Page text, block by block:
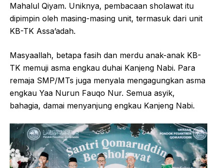
Mahalul Qiyam. Uniknya, pembacaan sholawat itu
dipimpin oleh masing-masing unit, termasuk dari unit
KB-TK Assa’adah.
Masyaallah, betapa fasih dan merdu anak-anak KB-
TK memuji asma engkau duhai Kanjeng Nabi. Para
remaja SMP/MTs juga menyala mengagungkan asma
engkau Yaa Nurun Fauqo Nur. Semua asyik,
bahagia, damai menyanjung engkau Kanjeng Nabi.